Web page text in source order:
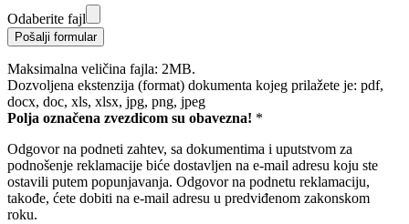
Odaberite fajl
Pošalji formular
Maksimalna veličina fajla: 2MB.
Dozvoljena ekstenzija (format) dokumenta kojeg prilažete je: pdf,
docx, doc, xls, xlsx, jpg, png, jpeg
Polja označena zvezdicom su obavezna! *
Odgovor na podneti zahtev, sa dokumentima i uputstvom za
podnošenje reklamacije biće dostavljen na e-mail adresu koju ste
ostavili putem popunjavanja. Odgovor na podnetu reklamaciju,
takođe, ćete dobiti na e-mail adresu u predviđenom zakonskom
roku.